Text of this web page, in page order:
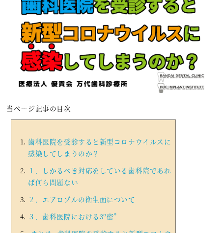
当ページ記事の目次
歯科医院を受診すると新型コロナウイルスに
感染してしまうのか？
１．しかるべき対応をしている歯科院であれ
ば何ら問題ない
２．エアロゾルの衛生面について
３．歯科医院における3‟密”